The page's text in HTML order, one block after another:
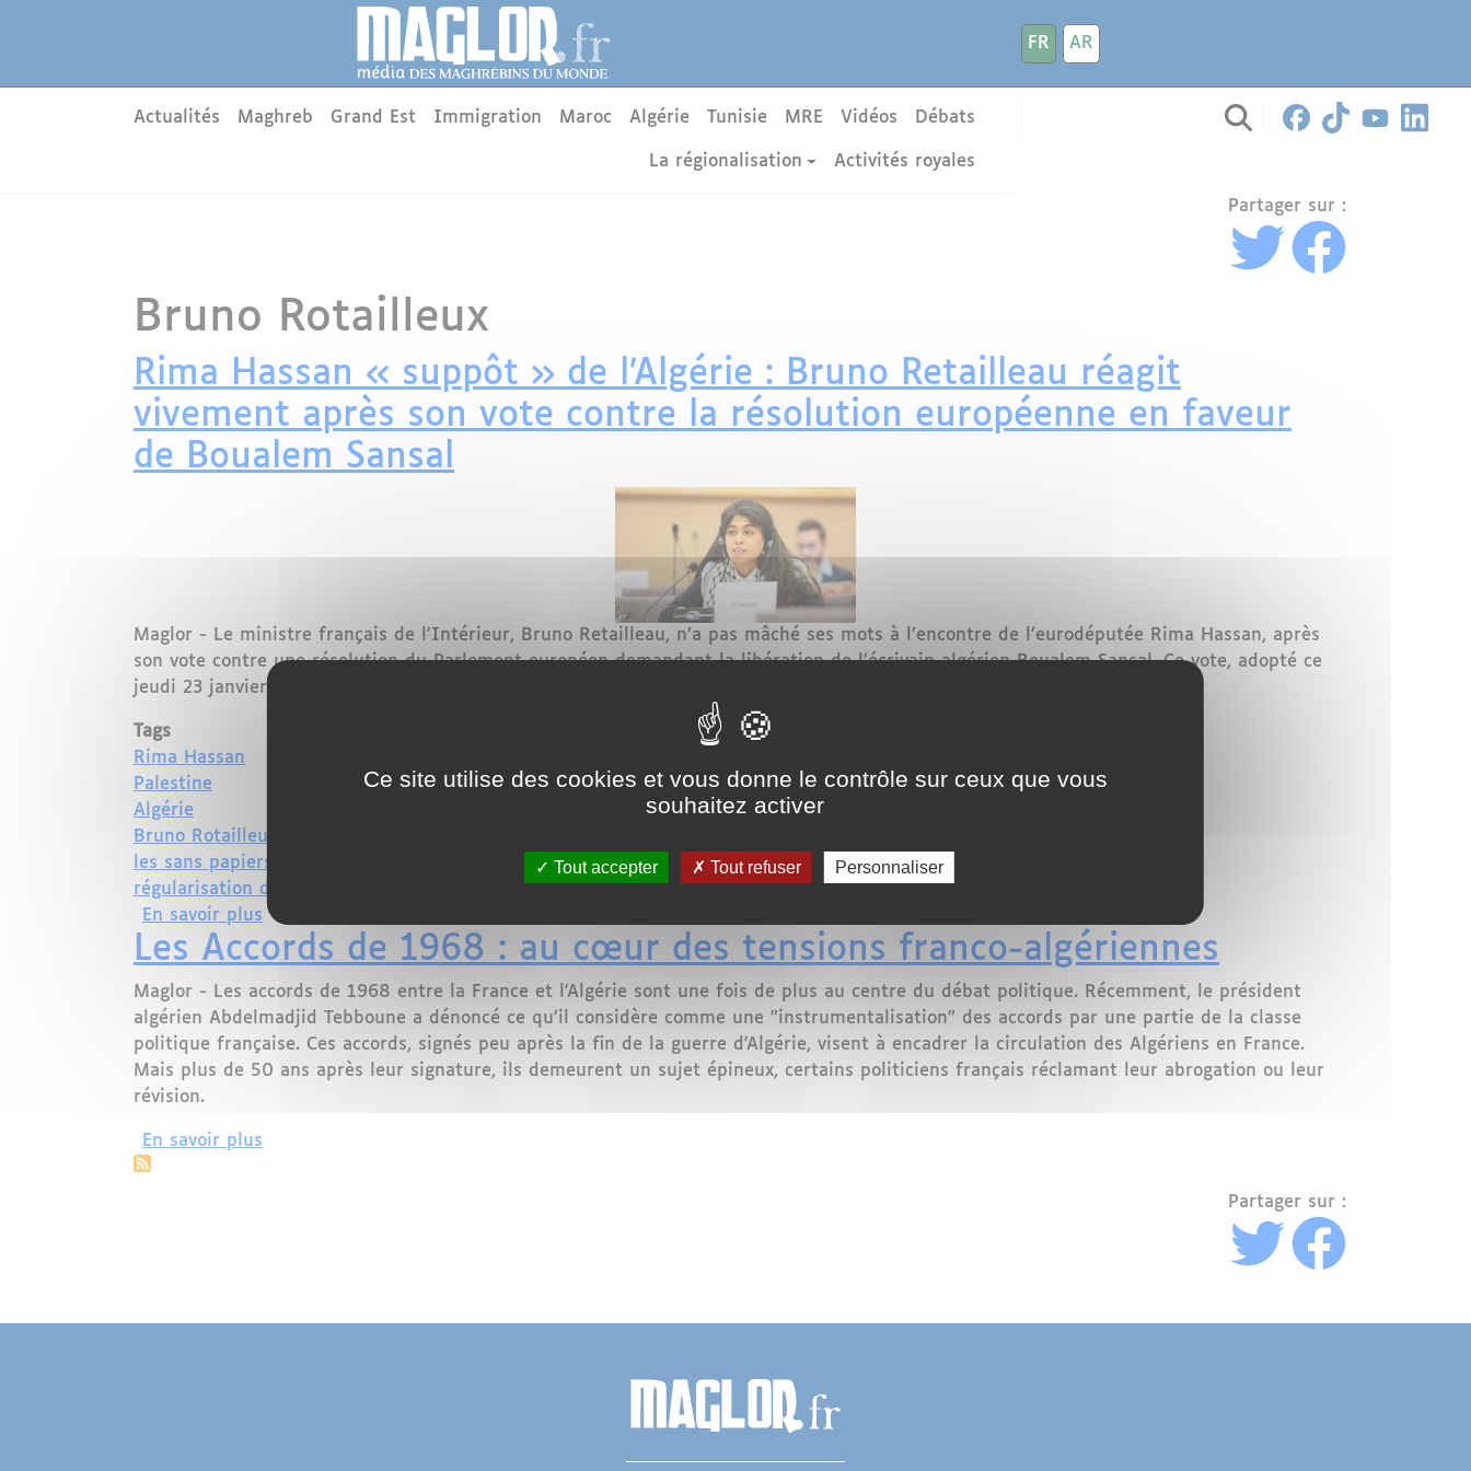
FR
AR
Main menu
Actualités Maghreb Grand Est Immigration Maroc Algérie Tunisie MRE Vidéos Débats
La régionalisation Activités royales
Partager sur :
Bruno Rotailleux
Rima Hassan « suppôt » de l’Algérie : Bruno Retailleau réagit
vivement après son vote contre la résolution européenne en faveur
de Boualem Sansal
Maglor - Le ministre français de l'Intérieur, Bruno Retailleau, n’a pas mâché ses mots à l’encontre de l’eurodéputée Rima Hassan, après
son vote contre une résolution du Parlement européen demandant la libération de l’écrivain algérien Boualem Sansal. Ce vote, adopté ce
jeudi 23 janvier, réclame la libération immédiate de Sansal, incarcéré depuis la mi-novembre en Algérie.
Tags
Rima Hassan
Palestine
Algérie
Bruno Rotailleux
les sans papiers
régularisation des étrangers
En savoir plus sur Rima Hassan « suppôt » de l’Algérie : Bruno Retailleau réagit vivement après son vote contre la résolution européenne en faveur de
Les Accords de 1968 : au cœur des tensions franco-algériennes
Maglor - Les accords de 1968 entre la France et l'Algérie sont une fois de plus au centre du débat politique. Récemment, le président
algérien Abdelmadjid Tebboune a dénoncé ce qu’il considère comme une "instrumentalisation" des accords par une partie de la classe
politique française. Ces accords, signés peu après la fin de la guerre d'Algérie, visent à encadrer la circulation des Algériens en France.
Mais plus de 50 ans après leur signature, ils demeurent un sujet épineux, certains politiciens français réclamant leur abrogation ou leur
révision.
En savoir plus
Partager sur :
Ce site utilise des cookies et vous donne le contrôle sur ceux que vous
souhaitez activer
Tout accepter Tout refuser Personnaliser